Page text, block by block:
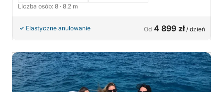
Liczba osób: 8 · 8.2 m
Elastyczne anulowanie Od 4 899 zł/ dzień